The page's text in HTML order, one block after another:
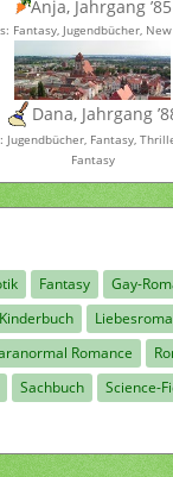
Anja, Jahrgang ’85
Fantasy, Jugendbücher,
Dana, Jahrgang
Jugendbücher, Fantasy,
Fantasy
Fantasy
Gay-
Kinderbuch
Romance
Sachbuch
Science-